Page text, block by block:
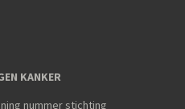
KANKER
nummer stichting